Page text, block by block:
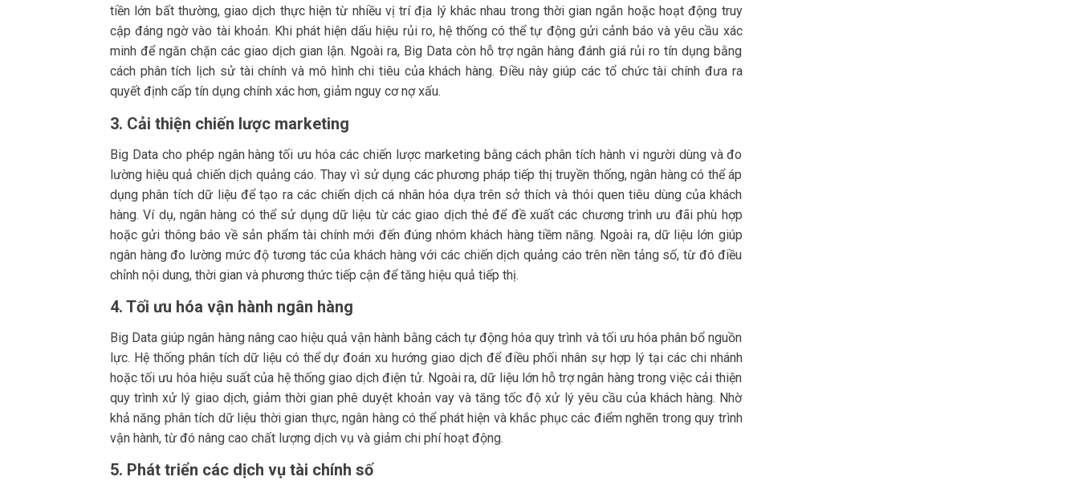
tiền lớn bất thường, giao dịch thực hiện từ nhiều vị trí địa lý khác nhau trong thời gian ngắn hoặc hoạt động truy
cập đáng ngờ vào tài khoản. Khi phát hiện dấu hiệu rủi ro, hệ thống có thể tự động gửi cảnh báo và yêu cầu xác
minh để ngăn chặn các giao dịch gian lận. Ngoài ra, Big Data còn hỗ trợ ngân hàng đánh giá rủi ro tín dụng bằng
cách phân tích lịch sử tài chính và mô hình chi tiêu của khách hàng. Điều này giúp các tổ chức tài chính đưa ra
quyết định cấp tín dụng chính xác hơn, giảm nguy cơ nợ xấu.
3. Cải thiện chiến lược marketing
Big Data cho phép ngân hàng tối ưu hóa các chiến lược marketing bằng cách phân tích hành vi người dùng và đo
lường hiệu quả chiến dịch quảng cáo. Thay vì sử dụng các phương pháp tiếp thị truyền thống, ngân hàng có thể áp
dụng phân tích dữ liệu để tạo ra các chiến dịch cá nhân hóa dựa trên sở thích và thói quen tiêu dùng của khách
hàng. Ví dụ, ngân hàng có thể sử dụng dữ liệu từ các giao dịch thẻ để đề xuất các chương trình ưu đãi phù hợp
hoặc gửi thông báo về sản phẩm tài chính mới đến đúng nhóm khách hàng tiềm năng. Ngoài ra, dữ liệu lớn giúp
ngân hàng đo lường mức độ tương tác của khách hàng với các chiến dịch quảng cáo trên nền tảng số, từ đó điều
chỉnh nội dung, thời gian và phương thức tiếp cận để tăng hiệu quả tiếp thị.
4. Tối ưu hóa vận hành ngân hàng
Big Data giúp ngân hàng nâng cao hiệu quả vận hành bằng cách tự động hóa quy trình và tối ưu hóa phân bổ nguồn
lực. Hệ thống phân tích dữ liệu có thể dự đoán xu hướng giao dịch để điều phối nhân sự hợp lý tại các chi nhánh
hoặc tối ưu hóa hiệu suất của hệ thống giao dịch điện tử. Ngoài ra, dữ liệu lớn hỗ trợ ngân hàng trong việc cải thiện
quy trình xử lý giao dịch, giảm thời gian phê duyệt khoản vay và tăng tốc độ xử lý yêu cầu của khách hàng. Nhờ
khả năng phân tích dữ liệu thời gian thực, ngân hàng có thể phát hiện và khắc phục các điểm nghẽn trong quy trình
vận hành, từ đó nâng cao chất lượng dịch vụ và giảm chi phí hoạt động.
5. Phát triển các dịch vụ tài chính số